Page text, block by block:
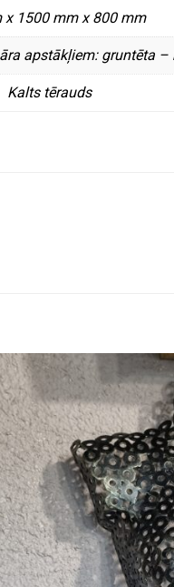
x 1500 mm x 800 mm
apstākļiem: gruntēta –
Kalts tērauds